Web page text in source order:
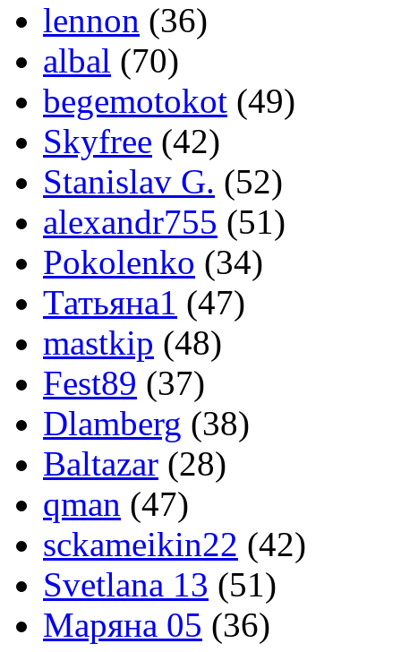
lennon (36)
albal (70)
begemotokot (49)
Skyfree (42)
Stanislav G. (52)
alexandr755 (51)
Pokolenko (34)
Татьяна1 (47)
mastkip (48)
Fest89 (37)
Dlamberg (38)
Baltazar (28)
qman (47)
sckameikin22 (42)
Svetlana 13 (51)
Маряна 05 (36)